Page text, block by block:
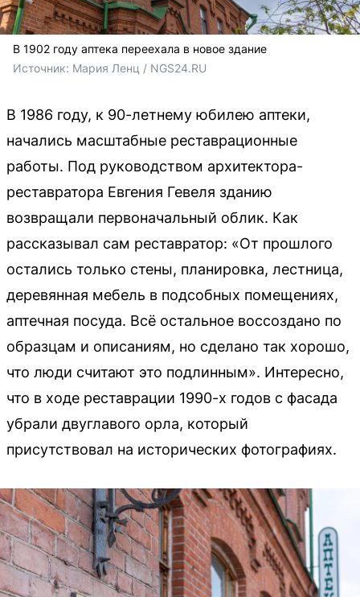
В 1902 году аптека переехала в новое здание
Источник: Мария Ленц / NGS24.RU
В 1986 году, к 90-летнему юбилею аптеки,
начались масштабные реставрационные
работы. Под руководством архитектора-
реставратора Евгения Гевеля зданию
возвращали первоначальный облик. Как
рассказывал сам реставратор: «От прошлого
остались только стены, планировка, лестница,
деревянная мебель в подсобных помещениях,
аптечная посуда. Всё остальное воссоздано по
образцам и описаниям, но сделано так хорошо,
что люди считают это подлинным». Интересно,
что в ходе реставрации 1990-х годов с фасада
убрали двуглавого орла, который
присутствовал на исторических фотографиях.